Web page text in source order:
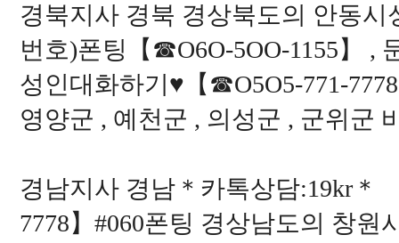
경북지사 경북 경상북도의 안동
번호)폰팅【☎O6O-5OO-1155】 ,
성인대화하기♥【☎O5O5-771-
영양군 , 예천군 , 의성군 , 군위군
경남지사 경남＊카톡상담:19kr＊
7778】#060폰팅 경상남도의 창